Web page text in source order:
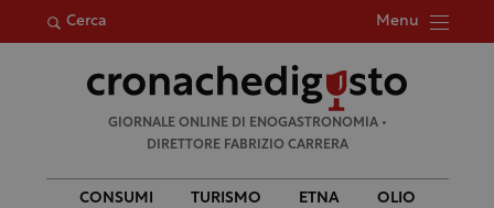
Cerca Menu
per:
GIORNALE ONLINE DI ENOGASTRONOMIA •
DIRETTORE FABRIZIO CARRERA
CONSUMI TURISMO ETNA OLIO